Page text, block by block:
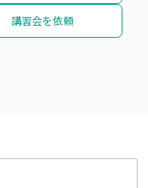
講習会を依頼